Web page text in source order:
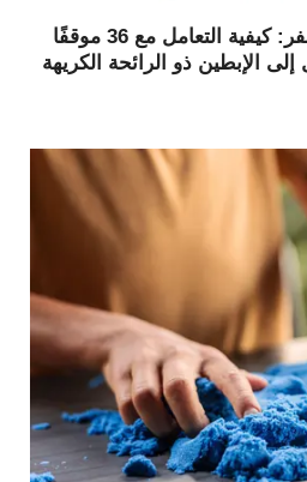
الدليل النهائي لآداب السفر: كيفية التعامل مع 36 موقفًا
الإبطين ذو الرائحة الكريهة